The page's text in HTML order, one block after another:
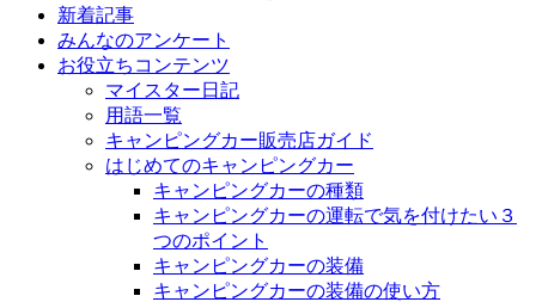
新着記事
みんなのアンケート
お役立ちコンテンツ
マイスター日記
用語一覧
キャンピングカー販売店ガイド
はじめてのキャンピングカー
キャンピングカーの種類
キャンピングカーの運転で気を付けたい３
つのポイント
キャンピングカーの装備
キャンピングカーの装備の使い方